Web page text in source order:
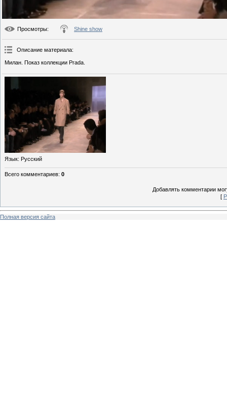
Просмотры: Shine show
Описание материала:
Милан. Показ коллекции Prada.
Язык: Русский
Всего комментариев: 0
Добавлять комментарии
[
Полная версия сайта